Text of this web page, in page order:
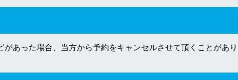
あった場合、当方から予約をキャンセルさせて頂くことがあ